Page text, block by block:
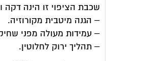
שכבת הציפוי זו הינה דקה
– הגנה מיטבית מקורוזיה.
– עמידות מעולה מפני
– תהליך ירוק לחלוטין.